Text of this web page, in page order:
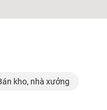
kho, nhà xưởng